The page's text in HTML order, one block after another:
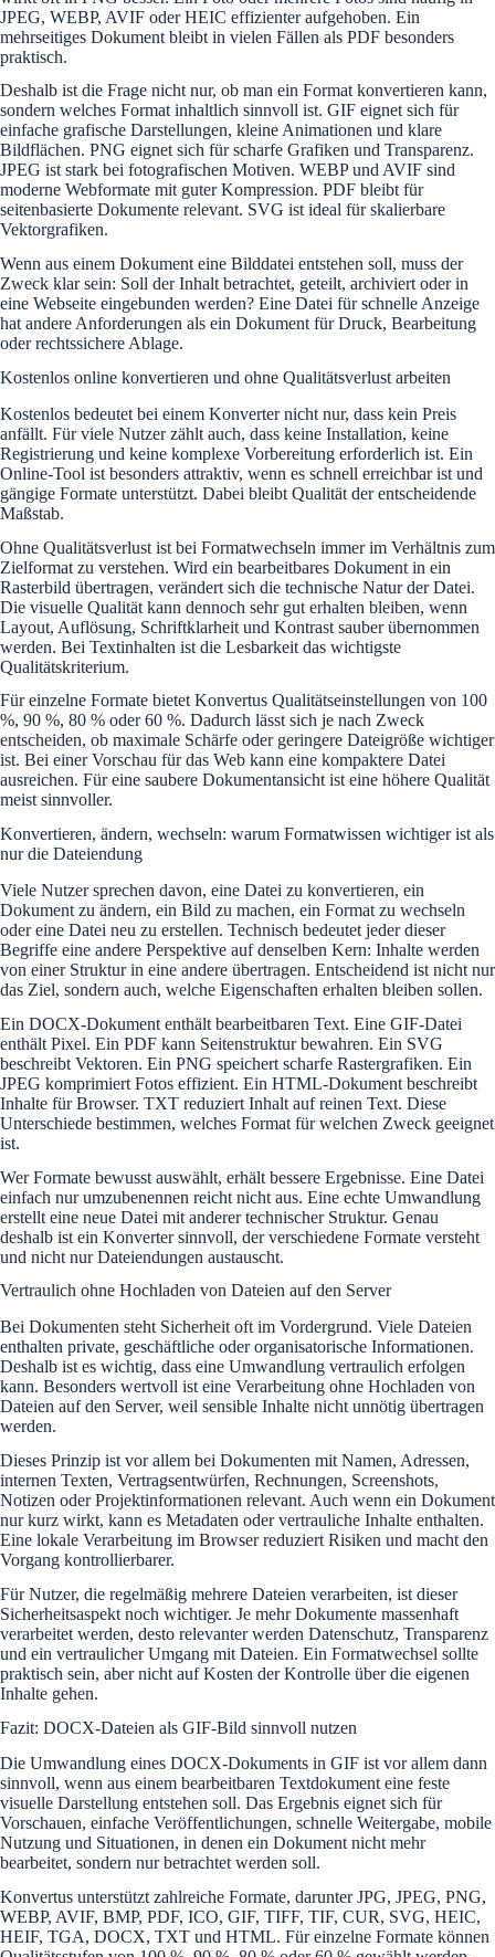
JPEG, WEBP, AVIF oder HEIC effizienter aufgehoben. Ein
mehrseitiges Dokument bleibt in vielen Fällen als PDF besonders
praktisch.
Deshalb ist die Frage nicht nur, ob man ein Format konvertieren kann,
sondern welches Format inhaltlich sinnvoll ist. GIF eignet sich für
einfache grafische Darstellungen, kleine Animationen und klare
Bildflächen. PNG eignet sich für scharfe Grafiken und Transparenz.
JPEG ist stark bei fotografischen Motiven. WEBP und AVIF sind
moderne Webformate mit guter Kompression. PDF bleibt für
seitenbasierte Dokumente relevant. SVG ist ideal für skalierbare
Vektorgrafiken.
Wenn aus einem Dokument eine Bilddatei entstehen soll, muss der
Zweck klar sein: Soll der Inhalt betrachtet, geteilt, archiviert oder in
eine Webseite eingebunden werden? Eine Datei für schnelle Anzeige
hat andere Anforderungen als ein Dokument für Druck, Bearbeitung
oder rechtssichere Ablage.
Kostenlos online konvertieren und ohne Qualitätsverlust arbeiten
Kostenlos bedeutet bei einem Konverter nicht nur, dass kein Preis
anfällt. Für viele Nutzer zählt auch, dass keine Installation, keine
Registrierung und keine komplexe Vorbereitung erforderlich ist. Ein
Online-Tool ist besonders attraktiv, wenn es schnell erreichbar ist und
gängige Formate unterstützt. Dabei bleibt Qualität der entscheidende
Maßstab.
Ohne Qualitätsverlust ist bei Formatwechseln immer im Verhältnis zum
Zielformat zu verstehen. Wird ein bearbeitbares Dokument in ein
Rasterbild übertragen, verändert sich die technische Natur der Datei.
Die visuelle Qualität kann dennoch sehr gut erhalten bleiben, wenn
Layout, Auflösung, Schriftklarheit und Kontrast sauber übernommen
werden. Bei Textinhalten ist die Lesbarkeit das wichtigste
Qualitätskriterium.
Für einzelne Formate bietet Konvertus Qualitätseinstellungen von 100
%, 90 %, 80 % oder 60 %. Dadurch lässt sich je nach Zweck
entscheiden, ob maximale Schärfe oder geringere Dateigröße wichtiger
ist. Bei einer Vorschau für das Web kann eine kompaktere Datei
ausreichen. Für eine saubere Dokumentansicht ist eine höhere Qualität
meist sinnvoller.
Konvertieren, ändern, wechseln: warum Formatwissen wichtiger ist als
nur die Dateiendung
Viele Nutzer sprechen davon, eine Datei zu konvertieren, ein
Dokument zu ändern, ein Bild zu machen, ein Format zu wechseln
oder eine Datei neu zu erstellen. Technisch bedeutet jeder dieser
Begriffe eine andere Perspektive auf denselben Kern: Inhalte werden
von einer Struktur in eine andere übertragen. Entscheidend ist nicht nur
das Ziel, sondern auch, welche Eigenschaften erhalten bleiben sollen.
Ein DOCX-Dokument enthält bearbeitbaren Text. Eine GIF-Datei
enthält Pixel. Ein PDF kann Seitenstruktur bewahren. Ein SVG
beschreibt Vektoren. Ein PNG speichert scharfe Rastergrafiken. Ein
JPEG komprimiert Fotos effizient. Ein HTML-Dokument beschreibt
Inhalte für Browser. TXT reduziert Inhalt auf reinen Text. Diese
Unterschiede bestimmen, welches Format für welchen Zweck geeignet
ist.
Wer Formate bewusst auswählt, erhält bessere Ergebnisse. Eine Datei
einfach nur umzubenennen reicht nicht aus. Eine echte Umwandlung
erstellt eine neue Datei mit anderer technischer Struktur. Genau
deshalb ist ein Konverter sinnvoll, der verschiedene Formate versteht
und nicht nur Dateiendungen austauscht.
Vertraulich ohne Hochladen von Dateien auf den Server
Bei Dokumenten steht Sicherheit oft im Vordergrund. Viele Dateien
enthalten private, geschäftliche oder organisatorische Informationen.
Deshalb ist es wichtig, dass eine Umwandlung vertraulich erfolgen
kann. Besonders wertvoll ist eine Verarbeitung ohne Hochladen von
Dateien auf den Server, weil sensible Inhalte nicht unnötig übertragen
werden.
Dieses Prinzip ist vor allem bei Dokumenten mit Namen, Adressen,
internen Texten, Vertragsentwürfen, Rechnungen, Screenshots,
Notizen oder Projektinformationen relevant. Auch wenn ein Dokument
nur kurz wirkt, kann es Metadaten oder vertrauliche Inhalte enthalten.
Eine lokale Verarbeitung im Browser reduziert Risiken und macht den
Vorgang kontrollierbarer.
Für Nutzer, die regelmäßig mehrere Dateien verarbeiten, ist dieser
Sicherheitsaspekt noch wichtiger. Je mehr Dokumente massenhaft
verarbeitet werden, desto relevanter werden Datenschutz, Transparenz
und ein vertraulicher Umgang mit Dateien. Ein Formatwechsel sollte
praktisch sein, aber nicht auf Kosten der Kontrolle über die eigenen
Inhalte gehen.
Fazit: DOCX-Dateien als GIF-Bild sinnvoll nutzen
Die Umwandlung eines DOCX-Dokuments in GIF ist vor allem dann
sinnvoll, wenn aus einem bearbeitbaren Textdokument eine feste
visuelle Darstellung entstehen soll. Das Ergebnis eignet sich für
Vorschauen, einfache Veröffentlichungen, schnelle Weitergabe, mobile
Nutzung und Situationen, in denen ein Dokument nicht mehr
bearbeitet, sondern nur betrachtet werden soll.
Konvertus unterstützt zahlreiche Formate, darunter JPG, JPEG, PNG,
WEBP, AVIF, BMP, PDF, ICO, GIF, TIFF, TIF, CUR, SVG, HEIC,
HEIF, TGA, DOCX, TXT und HTML. Für einzelne Formate können